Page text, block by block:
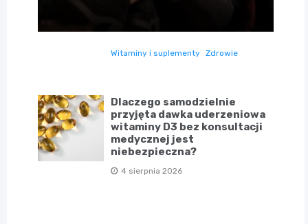
Witaminy i suplementy Zdrowie
Dlaczego samodzielnie
przyjęta dawka uderzeniowa
witaminy D3 bez konsultacji
medycznej jest
niebezpieczna?
4 sierpnia 2026